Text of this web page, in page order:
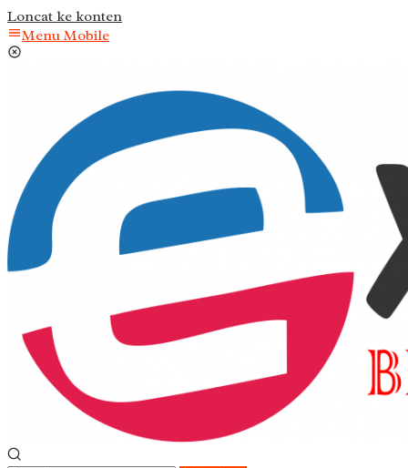
Loncat ke konten
Menu Mobile